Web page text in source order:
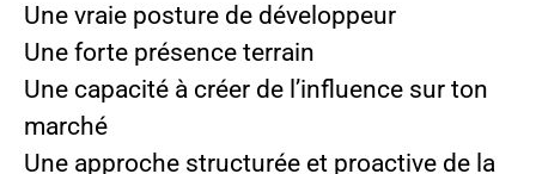
Une vraie posture de développeur
Une forte présence terrain
Une capacité à créer de l’influence sur ton
marché
Une approche structurée et proactive de la